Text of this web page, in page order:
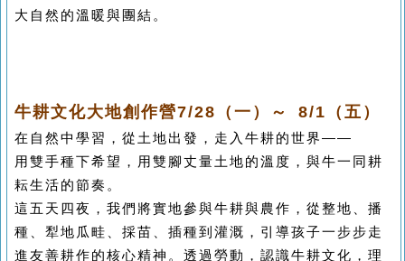
大自然的溫暖與團結。
牛耕文化大地創作營7/28（一）～ 8/1（五）
在自然中學習，從土地出發，走入牛耕的世界——
用雙手種下希望，用雙腳丈量土地的溫度，與牛一同耕
耘生活的節奏。
這五天四夜，我們將實地參與牛耕與農作，從整地、播
種、犁地瓜畦、採苗、插種到灌溉，引導孩子一步步走
進友善耕作的核心精神。透過勞動，認識牛耕文化，理